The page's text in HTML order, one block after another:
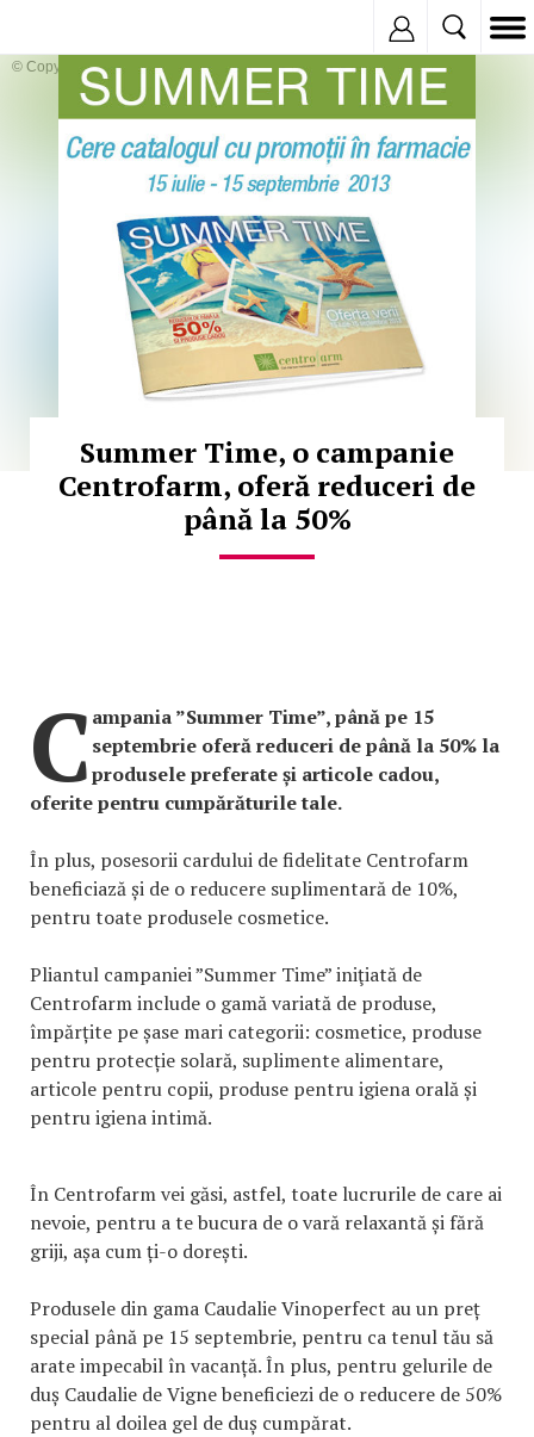
© Copyright:
Summer Time, o campanie
Centrofarm, oferă reduceri de
până la 50%
C ampania ”Summer Time”, până pe 15
septembrie oferă reduceri de până la 50% la
produsele preferate și articole cadou,
oferite pentru cumpărăturile tale.
În plus, posesorii cardului de fidelitate Centrofarm
beneficiază și de o reducere suplimentară de 10%,
pentru toate produsele cosmetice.
Pliantul campaniei ”Summer Time” iniţiată de
Centrofarm include o gamă variată de produse,
împărțite pe șase mari categorii: cosmetice, produse
pentru protecție solară, suplimente alimentare,
articole pentru copii, produse pentru igiena orală și
pentru igiena intimă.
În Centrofarm vei găsi, astfel, toate lucrurile de care ai
nevoie, pentru a te bucura de o vară relaxantă și fără
griji, așa cum ți-o dorești.
Produsele din gama Caudalie Vinoperfect au un preț
special până pe 15 septembrie, pentru ca tenul tău să
arate impecabil în vacanță. În plus, pentru gelurile de
duș Caudalie de Vigne beneficiezi de o reducere de 50%
pentru al doilea gel de duș cumpărat.